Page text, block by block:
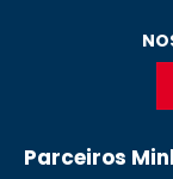
Parceiros